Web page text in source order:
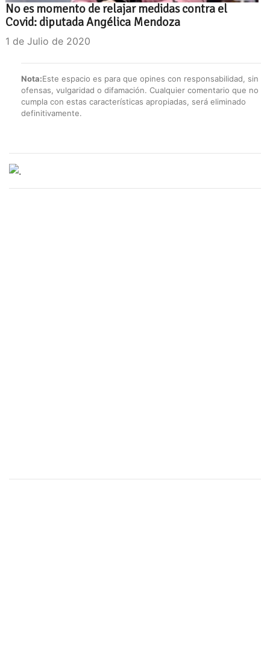
No es momento de relajar medidas contra el
Covid: diputada Angélica Mendoza
1 de Julio de 2020
Nota:Este espacio es para que opines con responsabilidad, sin
ofensas, vulgaridad o difamación. Cualquier comentario que no
cumpla con estas características apropiadas, será eliminado
definitivamente.